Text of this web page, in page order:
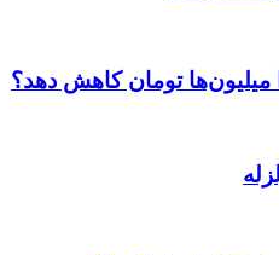
میلیون‌ها تومان کاهش دهد؟